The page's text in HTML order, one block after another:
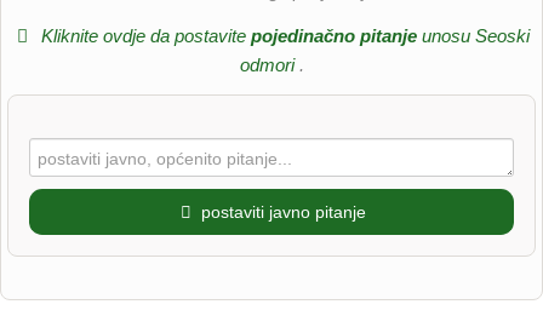
Kliknite ovdje da postavitepojedinačno pitanje unosu Seoski
odmori .
postaviti javno pitanje